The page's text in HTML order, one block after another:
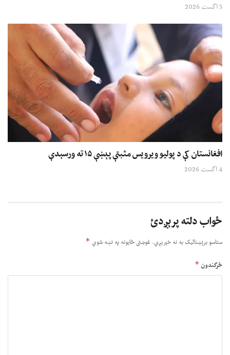
5 اگست 2026
افغانستان کې د پولیو ویرویس مثبتې پېښې ۱۵ ته ورسېدې
4 اگست 2026
ځواب دلته پرېږدئ
ستاسو برېښناليک به نه خپريږي.غوښتى ځایونه په نښه شوي *
څرگندون*